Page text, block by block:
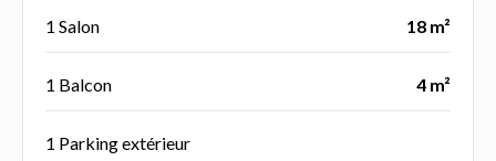
1 Salon 18 m²
1 Balcon 4 m²
1 Parking extérieur